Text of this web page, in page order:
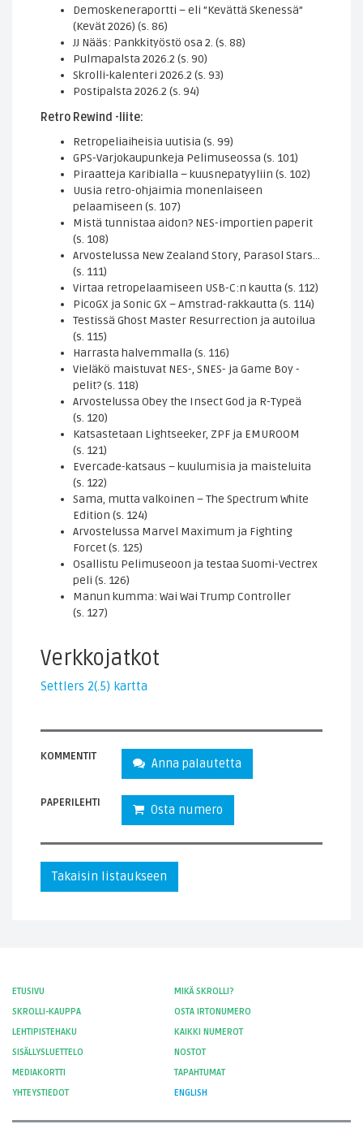
Demoskeneraportti – eli ”Kevättä Skenessä”
(Kevät 2026) (s. 86)
JJ Nääs: Pankkityöstö osa 2. (s. 88)
Pulmapalsta 2026.2 (s. 90)
Skrolli-kalenteri 2026.2 (s. 93)
Postipalsta 2026.2 (s. 94)
Retro Rewind -liite:
Retropeliaiheisia uutisia (s. 99)
GPS-Varjokaupunkeja Pelimuseossa (s. 101)
Piraatteja Karibialla – kuusnepatyyliin (s. 102)
Uusia retro-ohjaimia monenlaiseen
pelaamiseen (s. 107)
Mistä tunnistaa aidon? NES-importien paperit
(s. 108)
Arvostelussa New Zealand Story, Parasol Stars…
(s. 111)
Virtaa retropelaamiseen USB-C:n kautta (s. 112)
PicoGX ja Sonic GX – Amstrad-rakkautta (s. 114)
Testissä Ghost Master Resurrection ja autoilua
(s. 115)
Harrasta halvemmalla (s. 116)
Vieläkö maistuvat NES-, SNES- ja Game Boy -
pelit? (s. 118)
Arvostelussa Obey the Insect God ja R-Typeä
(s. 120)
Katsastetaan Lightseeker, ZPF ja EMUROOM
(s. 121)
Evercade-katsaus – kuulumisia ja maisteluita
(s. 122)
Sama, mutta valkoinen – The Spectrum White
Edition (s. 124)
Arvostelussa Marvel Maximum ja Fighting
Forcet (s. 125)
Osallistu Pelimuseoon ja testaa Suomi-Vectrex
peli (s. 126)
Manun kumma: Wai Wai Trump Controller
(s. 127)
Verkkojatkot
Settlers 2(.5) kartta
KOMMENTIT Anna palautetta
PAPERILEHTI Osta numero
Takaisin listaukseen
ETUSIVU
MIKÄ SKROLLI?
SKROLLI-KAUPPA
OSTA IRTONUMERO
LEHTIPISTEHAKU
KAIKKI NUMEROT
SISÄLLYSLUETTELO
NOSTOT
MEDIAKORTTI
TAPAHTUMAT
YHTEYSTIEDOT
ENGLISH